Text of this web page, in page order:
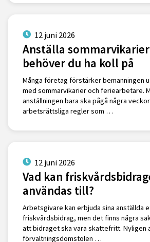
12 juni 2026
Anställa
behöver du ha koll på
Många företag förstärker bemanningen
med sommarvikarier och feriearbetare.
anställningen bara ska pågå några
arbetsrättsliga regler som …
12 juni 2026
Vad kan
användas till?
Arbetsgivare kan erbjuda sina anställda
friskvårdsbidrag, men det finns några
att bidraget ska vara skattefritt. Nyligen
förvaltningsdomstolen …